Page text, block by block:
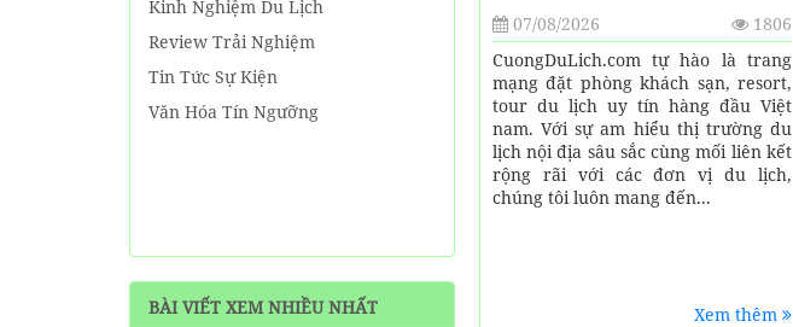
Kinh Nghiệm Du Lịch
Review Trải Nghiệm
Tin Tức Sự Kiện
Văn Hóa Tín Ngưỡng
BÀI VIẾT XEM NHIỀU NHẤT
07/08/2026
1806
CuongDuLich.com tự hào là trang
mạng đặt phòng khách sạn, resort,
tour du lịch uy tín hàng đầu Việt
nam. Với sự am hiểu thị trường du
lịch nội địa sâu sắc cùng mối liên kết
rộng rãi với các đơn vị du lịch,
chúng tôi luôn mang đến...
Xem thêm